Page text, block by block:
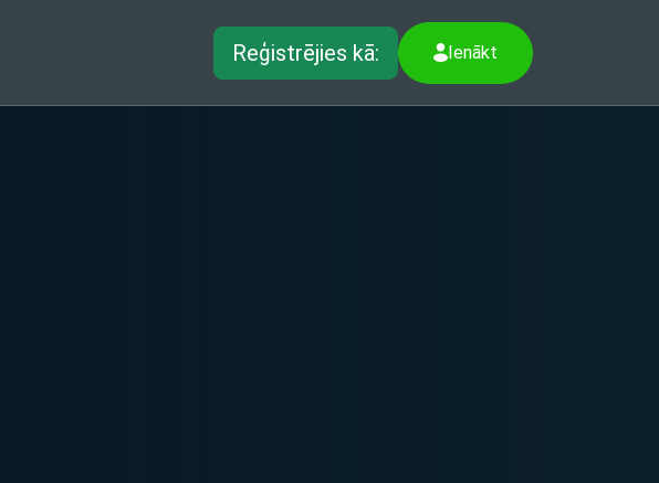
Reģistrējies kā: Ienākt